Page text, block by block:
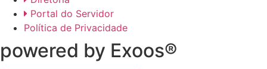
Portal do Servidor
Política de Privacidade
powered by Exoos®